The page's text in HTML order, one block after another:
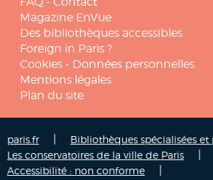
Magazine EnVue
Des bibliothèques accessibles
Foreign in Paris ?
Cookies - Données personnelles
Mentions légales
Plan du site
paris.fr Bibliothèques spécialisées
Les conservatoires de la ville de Paris
Accessibilité : non conforme